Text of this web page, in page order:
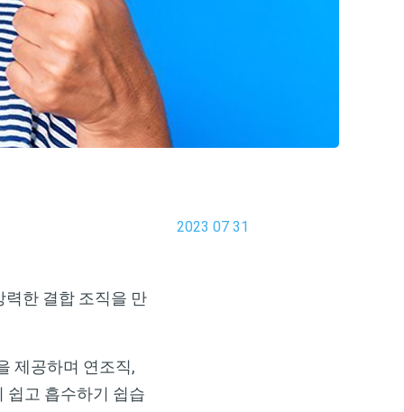
2023 07 31
력한 결합 조직을 만
제공하며 연조직,
쉽고 흡수하기 쉽습